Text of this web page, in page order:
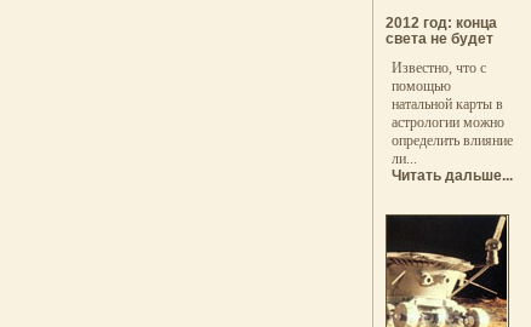
2012 год: конца
света не будет
Известно, что с
помощью
натальной карты в
астрологии можно
определить влияние
ли...
Читать дальше...